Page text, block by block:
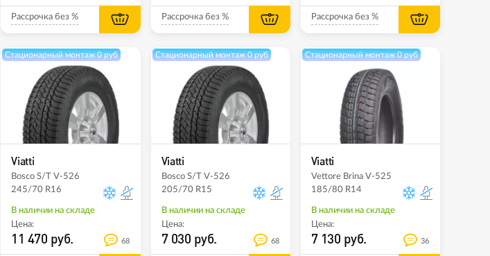
Рассрочка без % Рассрочка без % Рассрочка без %
Стационарный монтаж 0 руб
Viatti
Bosco S/T V-526
245/70 R16
В наличии на складе
Цена:
11 470 руб. 68
Стационарный монтаж 0 руб
Viatti
Bosco S/T V-526
205/70 R15
В наличии на складе
Цена:
7 030 руб. 68
Стационарный монтаж 0 руб
Viatti
Vettore Brina V-525
185/80 R14
В наличии на складе
Цена:
7 130 руб. 36